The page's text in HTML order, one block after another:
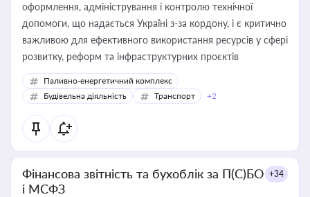
оформлення, адміністрування і контролю технічної
допомоги, що надається Україні з-за кордону, і є критично
важливою для ефективного використання ресурсів у сфері
розвитку, реформ та інфраструктурних проєктів
Паливно-енергетичний комплекс
Будівельна діяльність
Транспорт +2
Фінансова звітність та бухоблік за П(С)БО
і МСФЗ
+34